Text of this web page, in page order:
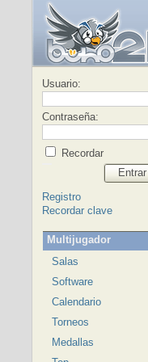
Usuario:
Contraseña:
Recordar
Entrar
Registro
Recordar clave
Multijugador
Salas
Software
Calendario
Torneos
Medallas